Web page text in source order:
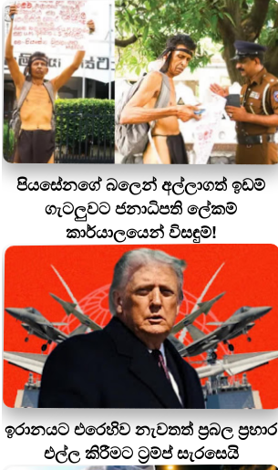
පියසේනගේ බලෙන් අල්ලාගත් ඉඩම්
ගැටලුවට ජනාධිපති ලේකම්
කාර්යාලයෙන් විසඳුම්!
ඉරානයට එරෙහිව නැවතත් ප්‍රබල ප්‍රහාර
එල්ල කිරීමට ට්‍රම්ප් සැරසෙයි